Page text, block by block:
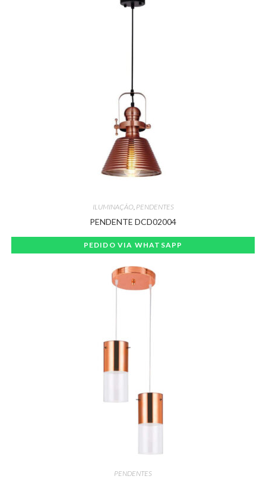
ILUMINAÇÃO, PENDENTES
PENDENTE DCD02004
PEDIDO VIA WHATSAPP
PENDENTES